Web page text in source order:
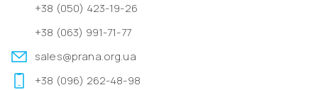
+38 (050) 423-19-26
+38 (063) 991-71-77
sales@prana.org.ua
+38 (096) 262-48-98